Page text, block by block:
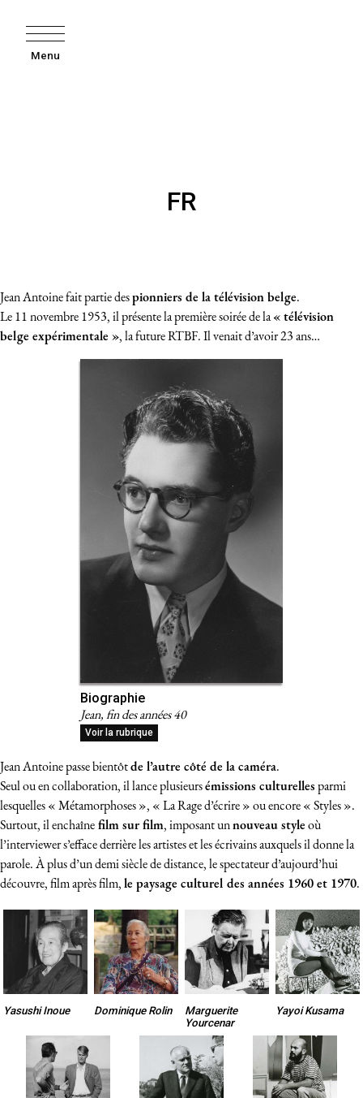
Menu
FR
Jean Antoine fait partie despionniers de la télévision belge.
Le 11 novembre 1953, il présente la première soirée de la« télévision
belge expérimentale », la future RTBF. Il venait d’avoir 23 ans…
Biographie
Jean, fin des années 40
Voir la rubrique
Jean Antoine passe bientôtde l’autre côté de la caméra.
Seul ou en collaboration, il lance plusieursémissions culturellesparmi
lesquelles « Métamorphoses », « La Rage d’écrire » ou encore « Styles ».
Surtout, il enchaînefilm sur film, imposant unnouveau styleoù
l’interviewer s’efface derrière les artistes et les écrivains auxquels il donne la
parole. À plus d’un demi siècle de distance, le spectateur d’aujourd’hui
découvre, film après film,le paysage culturel des années 1960 et 1970.
Yasushi Inoue Dominique Rolin
Marguerite
Yourcenar
Yayoi Kusama